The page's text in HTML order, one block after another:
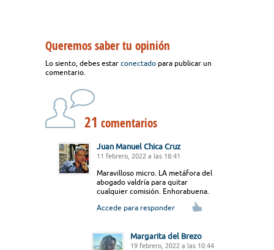
Queremos saber tu opinión
Lo siento, debes estar conectado para publicar un
comentario.
21 comentarios
Juan Manuel Chica Cruz
11 febrero, 2022 a las 18:41
Maravilloso micro. LA metáfora del
abogado valdría para quitar
cualquier comisión. Enhorabuena.
Accede para responder
Margarita del Brezo
19 febrero, 2022 a las 10:44